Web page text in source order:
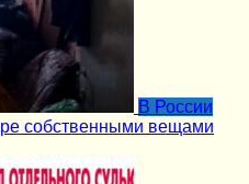
В России
собственными вещами